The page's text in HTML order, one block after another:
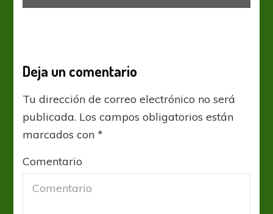
Deja un comentario
Tu dirección de correo electrónico no será
publicada. Los campos obligatorios están
marcados con*
Comentario